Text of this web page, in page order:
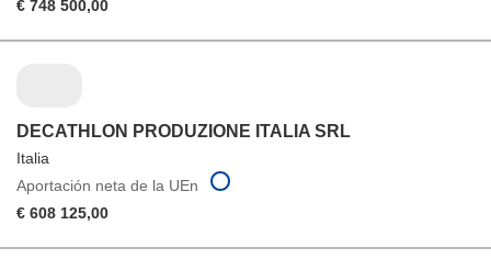
€ 748 500,00
DECATHLON PRODUZIONE ITALIA SRL
Italia
Aportación neta de la UEn
€ 608 125,00